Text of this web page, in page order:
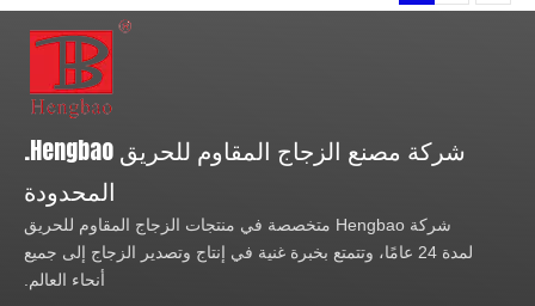
شركة مصنع الزجاج المقاوم للحريق Hengbao.
المحدودة
شركة Hengbao متخصصة في منتجات الزجاج المقاوم للحريق
لمدة 24 عامًا، وتتمتع بخبرة غنية في إنتاج وتصدير الزجاج إلى جميع
أنحاء العالم.